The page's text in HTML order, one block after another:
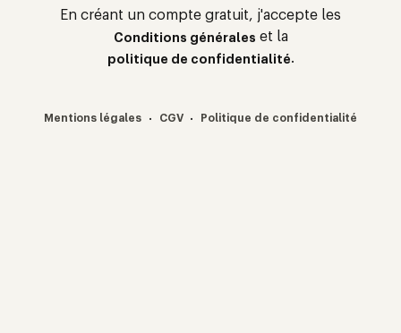
En créant un compte gratuit, j'accepte les
Conditions générales et la
politique de confidentialité.
Mentions légales · CGV · Politique de confidentialité